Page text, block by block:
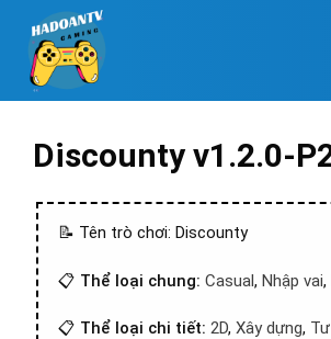
Discounty v1.2.0-
📝 Tên trò chơi: Discounty
📋 Thể loại chung: Casual, Nhập vai,
📋 Thể loại chi tiết: 2D, Xây dựng,